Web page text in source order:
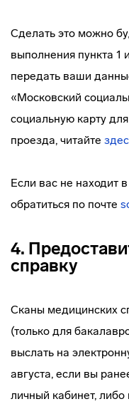
Сделать это можно
выполнения пункта 1
передать ваши
«Московский
социальную карту
проезда, читайте
Если вас не находит
обратиться по почте
4.
справку
Сканы медицинских
(только для
выслать на
августа, если вы
личный кабинет, либо